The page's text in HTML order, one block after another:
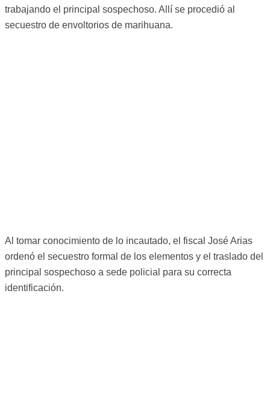
trabajando el principal sospechoso. Allí se procedió al
secuestro de envoltorios de marihuana.
Al tomar conocimiento de lo incautado, el fiscal José Arias
ordenó el secuestro formal de los elementos y el traslado del
principal sospechoso a sede policial para su correcta
identificación.